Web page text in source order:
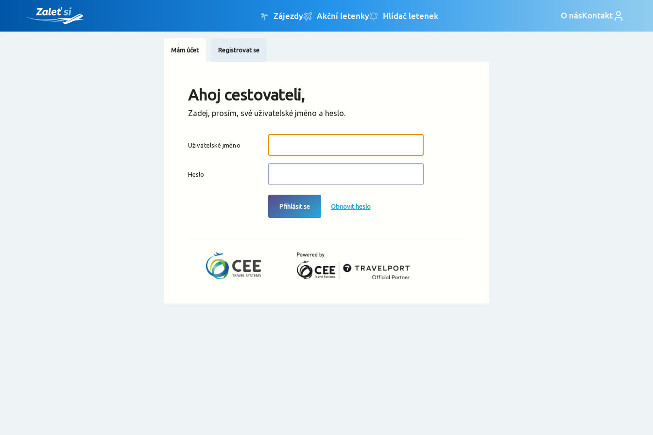
Mám účet Registrovat se
Ahoj cestovateli,
Zadej, prosím, své uživatelské jméno a heslo.
Uživatelské jméno
Heslo
Přihlásit se Obnovit heslo